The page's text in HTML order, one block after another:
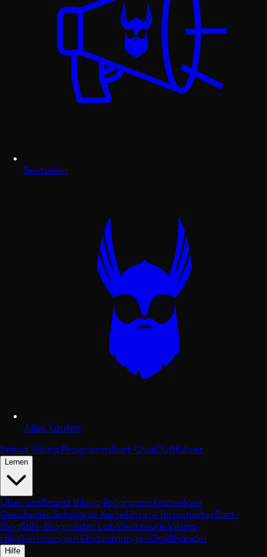
Bestseller
Alles Kaufen
Brand Viking ProgrammBart-QuizDuftführer
Lernen
Über unsBrand Viking ProgrammKostenlose
GeschenkeSchwarze KarteUnsere BotschafterBart-
BlogStile-BlogInsider LabWerkzeugeViking-
HilfeVerlosungenAbstimmungenGroßhandel
Hilfe